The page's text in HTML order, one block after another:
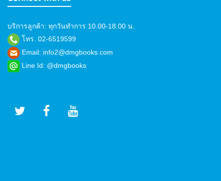
บริการลูกค้า: ทุกวันทำการ 10.00-18.00 น.
โทร. 02-6519599
Email: info2@dmgbooks.com
Line Id: @dmgbooks